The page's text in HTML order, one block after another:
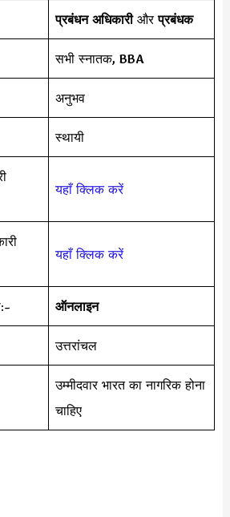
प्रबंधन अधिकारीऔरप्रबंधक
सभी स्नातक, BBA
अनुभव
स्थायी
यहाँ क्लिक करें
यहाँ क्लिक करें
ऑनलाइन
उत्तरांचल
उम्मीदवार भारत का नागरिक होना
चाहिए